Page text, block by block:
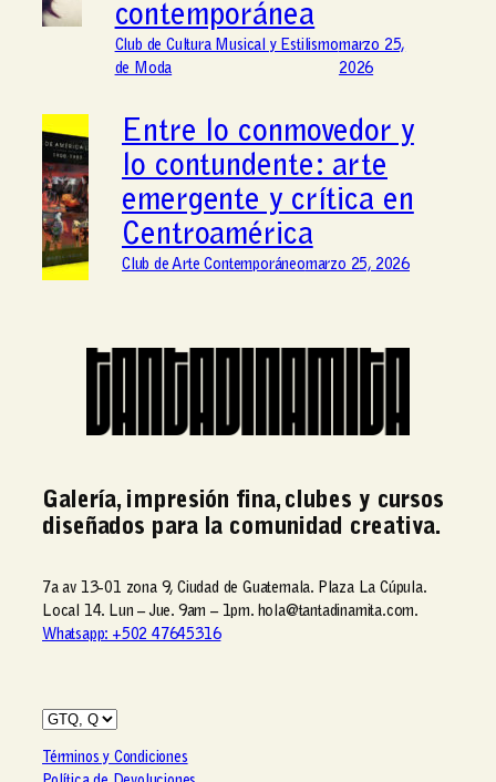
contemporánea
Club de Cultura Musical y Estilismo
de Moda
marzo 25,
2026
Entre lo conmovedor y
lo contundente: arte
emergente y crítica en
Centroamérica
Club de Arte Contemporáneomarzo 25, 2026
Galería, impresión fina, clubes y cursos
diseñados para la comunidad creativa.
7a av 13-01 zona 9, Ciudad de Guatemala. Plaza La Cúpula.
Local 14. Lun – Jue. 9am – 1pm. hola@tantadinamita.com.
Whatsapp: +502 47645316
Términos y Condiciones